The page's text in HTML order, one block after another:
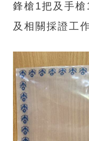
鋒槍1把及手
及相關採證工作